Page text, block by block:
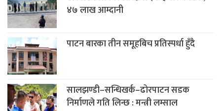
४७ लाख आम्दानी
पाटन बारका तीन समूहबिच प्रतिस्पर्धा हुँदै
सालझण्डी–सन्धिखर्क–ढोरपाटन सडक
निर्माणले गति लिन्छ : मन्त्री लम्साल